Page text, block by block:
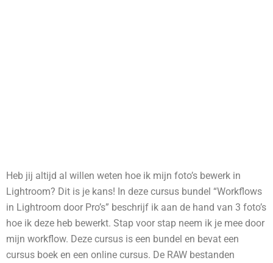
Heb jij altijd al willen weten hoe ik mijn foto’s bewerk in
Lightroom? Dit is je kans! In deze cursus bundel “Workflows
in Lightroom door Pro’s” beschrijf ik aan de hand van 3 foto’s
hoe ik deze heb bewerkt. Stap voor stap neem ik je mee door
mijn workflow. Deze cursus is een bundel en bevat een
cursus boek en een online cursus. De RAW bestanden